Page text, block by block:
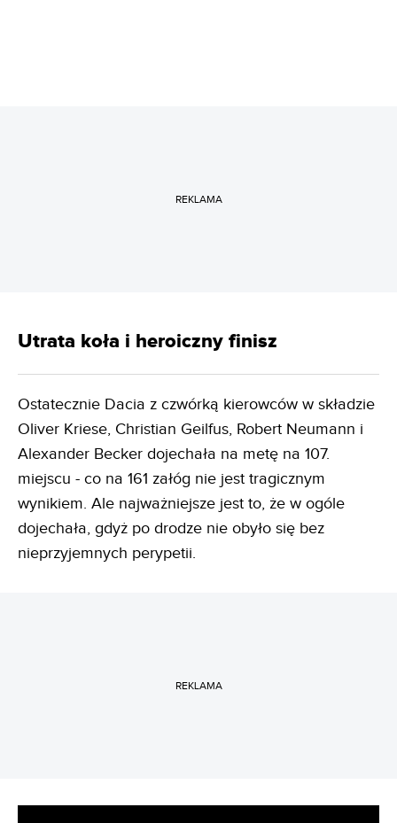
REKLAMA
Utrata koła i heroiczny finisz
Ostatecznie Dacia z czwórką kierowców w składzie
Oliver Kriese, Christian Geilfus, Robert Neumann i
Alexander Becker dojechała na metę na 107.
miejscu - co na 161 załóg nie jest tragicznym
wynikiem. Ale najważniejsze jest to, że w ogóle
dojechała, gdyż po drodze nie obyło się bez
nieprzyjemnych perypetii.
REKLAMA